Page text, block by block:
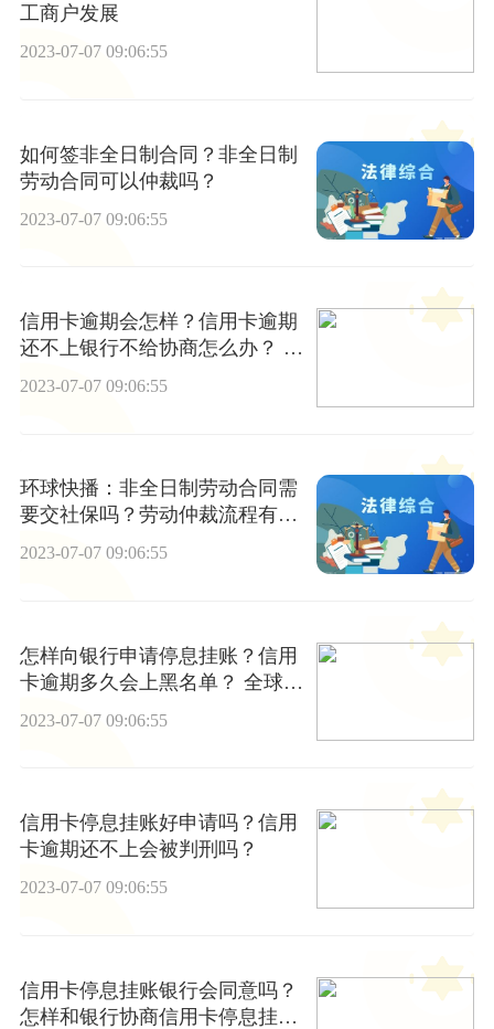
工商户发展
2023-07-07 09:06:55
如何签非全日制合同？非全日制
劳动合同可以仲裁吗？
2023-07-07 09:06:55
信用卡逾期会怎样？信用卡逾期
还不上银行不给协商怎么办？ 世
界快资讯
2023-07-07 09:06:55
环球快播：非全日制劳动合同需
要交社保吗？劳动仲裁流程有哪
些？
2023-07-07 09:06:55
怎样向银行申请停息挂账？信用
卡逾期多久会上黑名单？ 全球观
2023-07-07 09:06:55
信用卡停息挂账好申请吗？信用
卡逾期还不上会被判刑吗？
2023-07-07 09:06:55
信用卡停息挂账银行会同意吗？
怎样和银行协商信用卡停息挂